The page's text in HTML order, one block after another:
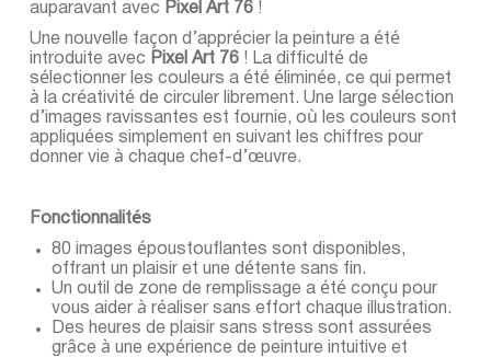
auparavant avec Pixel Art 76!
Une nouvelle façon d’apprécier la peinture a été
introduite avec Pixel Art 76! La difficulté de
sélectionner les couleurs a été éliminée, ce qui permet
à la créativité de circuler librement. Une large sélection
d’images ravissantes est fournie, où les couleurs sont
appliquées simplement en suivant les chiffres pour
donner vie à chaque chef-d’œuvre.
Fonctionnalités
80 images époustouflantes sont disponibles,
offrant un plaisir et une détente sans fin.
Un outil de zone de remplissage a été conçu pour
vous aider à réaliser sans effort chaque illustration.
Des heures de plaisir sans stress sont assurées
grâce à une expérience de peinture intuitive et